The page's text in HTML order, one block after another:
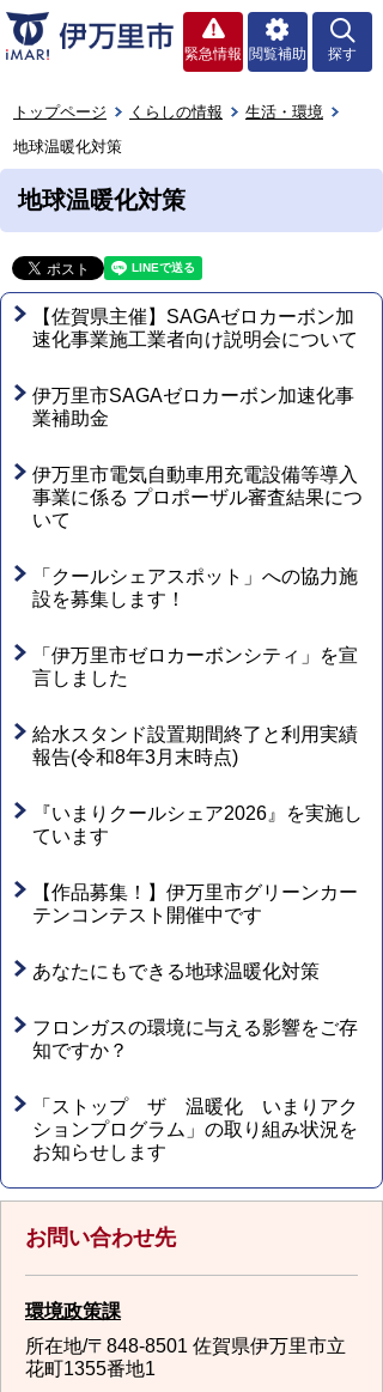
緊急情報 閲覧補助 探す
トップページ くらしの情報
生活・環境
地球温暖化対策
地球温暖化対策
【佐賀県主催】SAGAゼロカーボン加
速化事業施工業者向け説明会について
伊万里市SAGAゼロカーボン加速化事
業補助金
伊万里市電気自動車用充電設備等導入
事業に係る プロポーザル審査結果につ
いて
「クールシェアスポット」への協力施
設を募集します！
「伊万里市ゼロカーボンシティ」を宣
言しました
給水スタンド設置期間終了と利用実績
報告(令和8年3月末時点)
『いまりクールシェア2026』を実施し
ています
【作品募集！】伊万里市グリーンカー
テンコンテスト開催中です
あなたにもできる地球温暖化対策
フロンガスの環境に与える影響をご存
知ですか？
「ストップ ザ 温暖化 いまりアク
ションプログラム」の取り組み状況を
お知らせします
お問い合わせ先
環境政策課
所在地/〒848-8501 佐賀県伊万里市立
花町1355番地1